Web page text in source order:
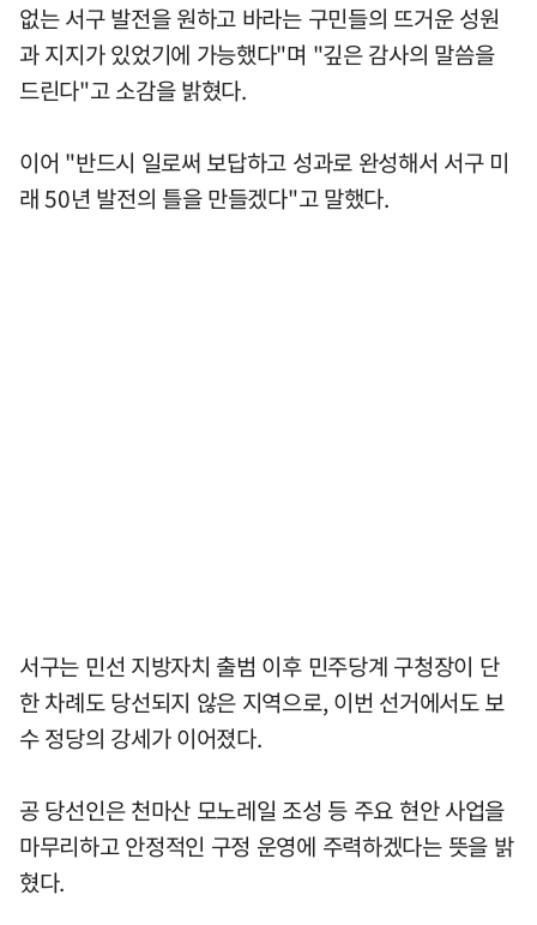
없는 서구 발전을 원하고 바라는 구민들의 뜨거운 성원
과 지지가 있었기에 가능했다"며 "깊은 감사의 말씀을
드린다"고 소감을 밝혔다.
이어 "반드시 일로써 보답하고 성과로 완성해서 서구 미
래 50년 발전의 틀을 만들겠다"고 말했다.
서구는 민선 지방자치 출범 이후 민주당계 구청장이 단
한 차례도 당선되지 않은 지역으로, 이번 선거에서도 보
수 정당의 강세가 이어졌다.
공 당선인은 천마산 모노레일 조성 등 주요 현안 사업을
마무리하고 안정적인 구정 운영에 주력하겠다는 뜻을 밝
혔다.